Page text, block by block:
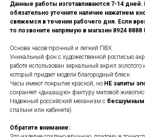
Данные работы изготавливаются 7-14 дней.
обязательно уточните наличие нажатием
свяжемся в течении рабочего дня. Если
то позвоните напрямую в магазин 8924 8888
Основа часов-прочный и легкий ПВХ.
Уникальный фон с художественной росписью
работе использован зеркальный акрил золотого
который придает модели благородный блеск.
Часы имеют покрытие краской, но НЕ залиты
сохраняет «дышащую» фактуру матовой
Надежный российский механизм с
спальни или кабинета).
Обратите внимание: